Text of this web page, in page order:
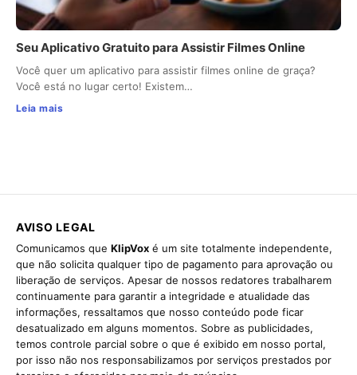
Seu Aplicativo Gratuito para Assistir Filmes Online
Você quer um aplicativo para assistir filmes online de graça?
Você está no lugar certo! Existem…
Leia mais
AVISO LEGAL
Comunicamos que KlipVox é um site totalmente independente,
que não solicita qualquer tipo de pagamento para aprovação ou
liberação de serviços. Apesar de nossos redatores trabalharem
continuamente para garantir a integridade e atualidade das
informações, ressaltamos que nosso conteúdo pode ficar
desatualizado em alguns momentos. Sobre as publicidades,
temos controle parcial sobre o que é exibido em nosso portal,
por isso não nos responsabilizamos por serviços prestados por